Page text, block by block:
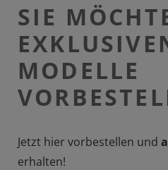
SIE
MODELLE
Jetzt hier vorbestellen und
erhalten!